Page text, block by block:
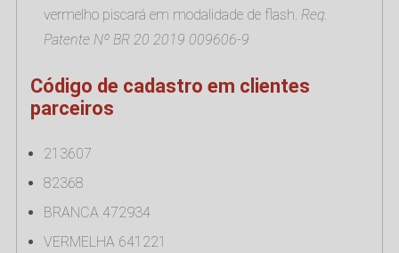
vermelho piscará em modalidade de flash. Req.
Patente Nº BR 20 2019 009606-9
Código de cadastro em clientes
parceiros
213607
82368
BRANCA 472934
VERMELHA 641221